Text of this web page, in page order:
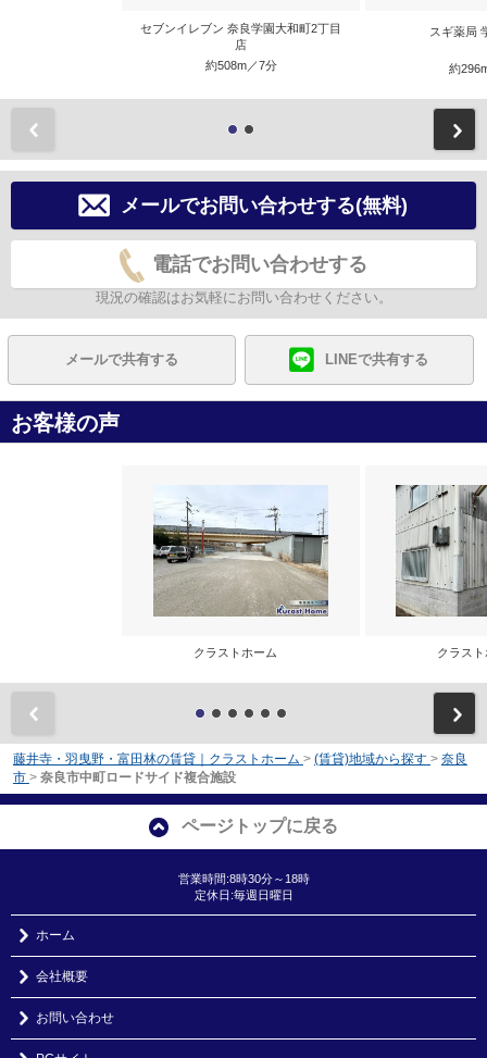
セブンイレブン 奈良学園大和町2丁目
店
約508m／7分
スギ薬局
約
メールでお問い合わせする(無料)
電話でお問い合わせする
現況の確認はお気軽にお問い合わせください。
メールで共有する LINEで共有する
お客様の声
クラストホーム クラス
藤井寺・羽曳野・富田林の賃貸｜クラストホーム > (賃貸)地域から探す > 奈良
市 > 奈良市中町ロードサイド複合施設
ページトップに戻る
営業時間:8時30分～18時
定休日:毎週日曜日
ホーム
会社概要
お問い合わせ